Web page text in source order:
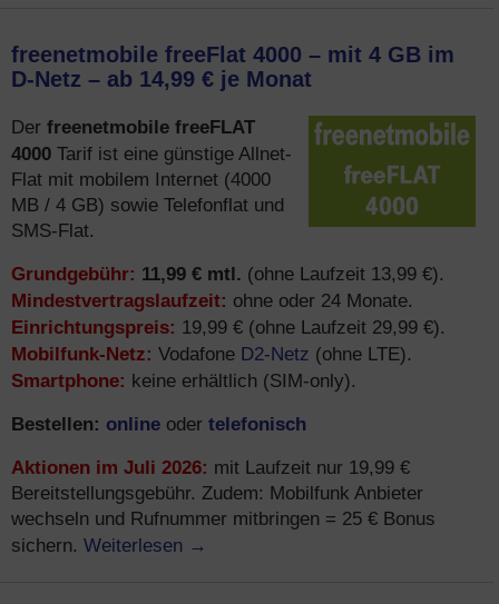
freenetmobile freeFlat 4000 – mit 4 GB im
D-Netz – ab 14,99 € je Monat
Der freenetmobile freeFLAT
4000 Tarif ist eine günstige Allnet-
Flat mit mobilem Internet (4000
MB / 4 GB) sowie Telefonflat und
SMS-Flat.
Grundgebühr: 11,99 € mtl. (ohne Laufzeit 13,99 €).
Mindestvertragslaufzeit: ohne oder 24 Monate.
Einrichtungspreis: 19,99 € (ohne Laufzeit 29,99 €).
Mobilfunk-Netz: Vodafone D2-Netz (ohne LTE).
Smartphone: keine erhältlich (SIM-only).
Bestellen: online oder telefonisch
Aktionen im Juli 2026: mit Laufzeit nur 19,99 €
Bereitstellungsgebühr. Zudem: Mobilfunk Anbieter
wechseln und Rufnummer mitbringen = 25 € Bonus
sichern. Weiterlesen →